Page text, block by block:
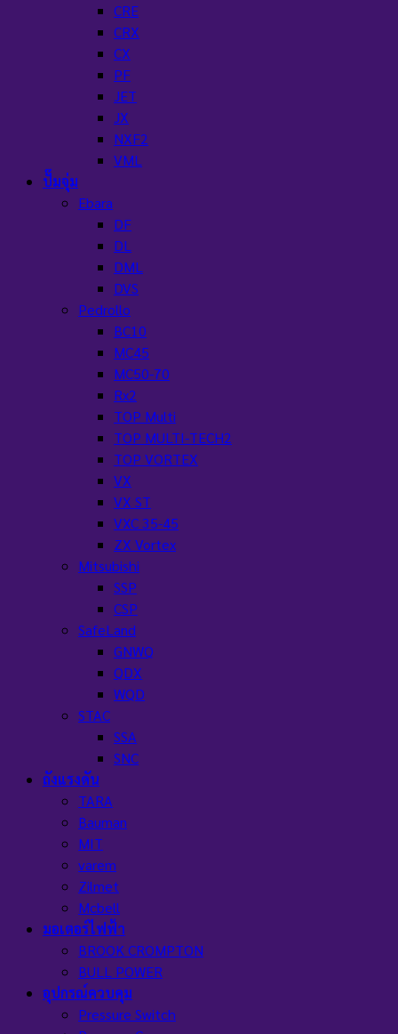
CRE
CRX
CX
PF
JET
JX
NXF2
VML
ปั๊มจุ่ม
Ebara
DF
DL
DML
DVS
Pedrollo
BC10
MC45
MC50-70
Rx2
TOP Multi
TOP MULTI-TECH2
TOP VORTEX
VX
VX ST
VXC 35-45
ZX Vortex
Mitsubishi
SSP
CSP
SafeLand
GNWQ
QDX
WQD
STAC
SSA
SNC
ถังแรงดัน
TARA
Bauman
MIT
varem
Zilmet
Mcbell
มอเตอร์ไฟฟ้า
BROOK CROMPTON
BULL POWER
อุปกรณ์ควบคุม
Pressure Switch